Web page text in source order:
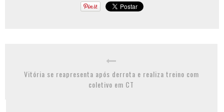
Vitória se reapresenta após derrota e realiza treino com
coletivo em CT